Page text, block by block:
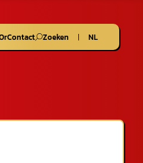
Contact Zoeken NL